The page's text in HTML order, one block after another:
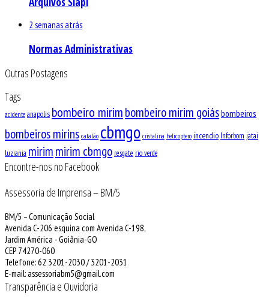
2 semanas atrás
Normas Administrativas
Outras Postagens
Tags
acidente anapolis bombeiro mirimbombeiro mirim goiásbombeiros
bombeiros mirins catalão cbmgo cristalina helicoptero incendio Inforbom jatai
luziania mirimmirim cbmgo resgate rio verde
Encontre-nos no Facebook
Assessoria de Imprensa – BM/5
BM/5 – Comunicação Social
Avenida C-206 esquina com Avenida C-198,
Jardim América - Goiânia-GO
CEP 74270-060
Telefone: 62 3201-2030 / 3201-2031
E-mail: assessoriabm5@gmail.com
Transparência e Ouvidoria